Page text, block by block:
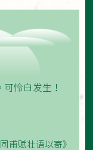
怜白发生！
甫赋壮语以寄》